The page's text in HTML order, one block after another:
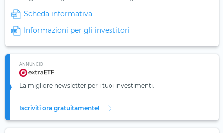
Scheda informativa
Informazioni per gli investitori
ANNUNCIO
La migliore newsletter per i tuoi investimenti.
Iscriviti ora gratuitamente!